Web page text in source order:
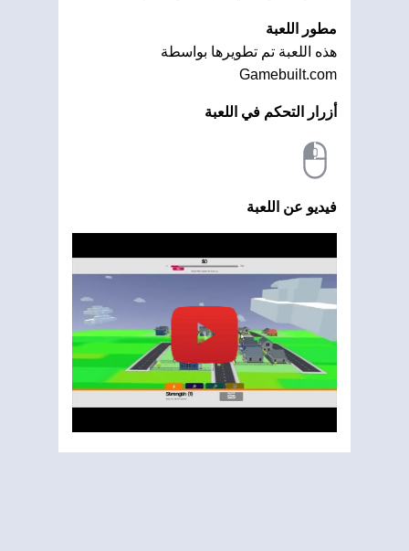
مطور اللعبة
هذه اللعبة تم تطويرها بواسطة
Gamebuilt.com
أزرار التحكم في اللعبة
فيديو عن اللعبة